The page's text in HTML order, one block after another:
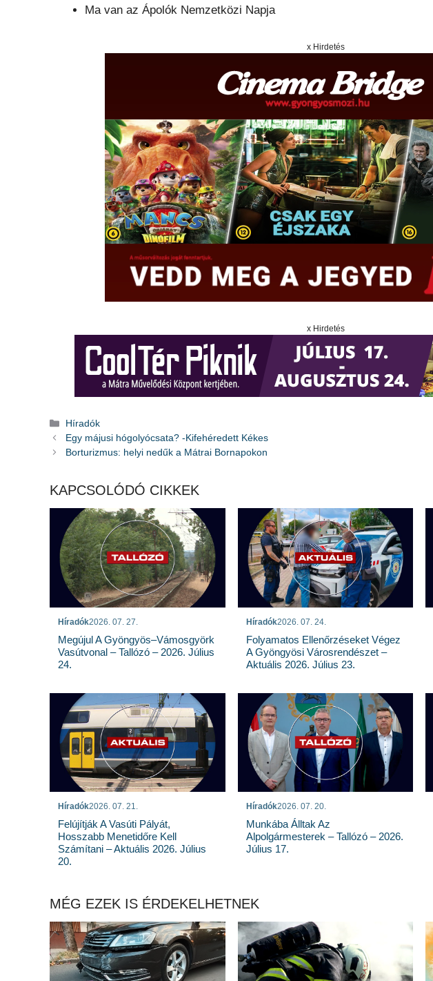
Ma van az Ápolók Nemzetközi Napja
x Hirdetés
x Hirdetés
Kategória
Híradók
Egy májusi hógolyócsata? -Kifehéredett Kékes
Borturizmus: helyi nedűk a Mátrai Bornapokon
KAPCSOLÓDÓ CIKKEK
Híradók2026. 07. 27.
Megújul A Gyöngyös–Vámosgyörk
Vasútvonal – Tallózó – 2026. Július
24.
Híradók2026. 07. 24.
Folyamatos Ellenőrzéseket Végez
A Gyöngyösi Városrendészet –
Aktuális 2026. Július 23.
Híradók2026. 07. 21.
Felújítják A Vasúti Pályát,
Hosszabb Menetidőre Kell
Számítani – Aktuális 2026. Július
20.
Híradók2026. 07. 20.
Munkába Álltak Az
Alpolgármesterek – Tallózó – 2026.
Július 17.
MÉG EZEK IS ÉRDEKELHETNEK